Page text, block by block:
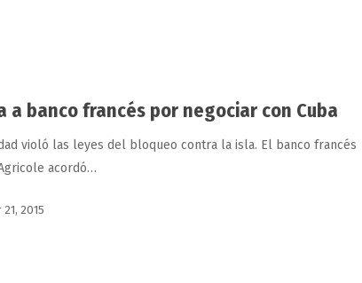
a banco francés por negociar con Cuba
violó las leyes del bloqueo contra la isla. El banco francés
acordó…
2015